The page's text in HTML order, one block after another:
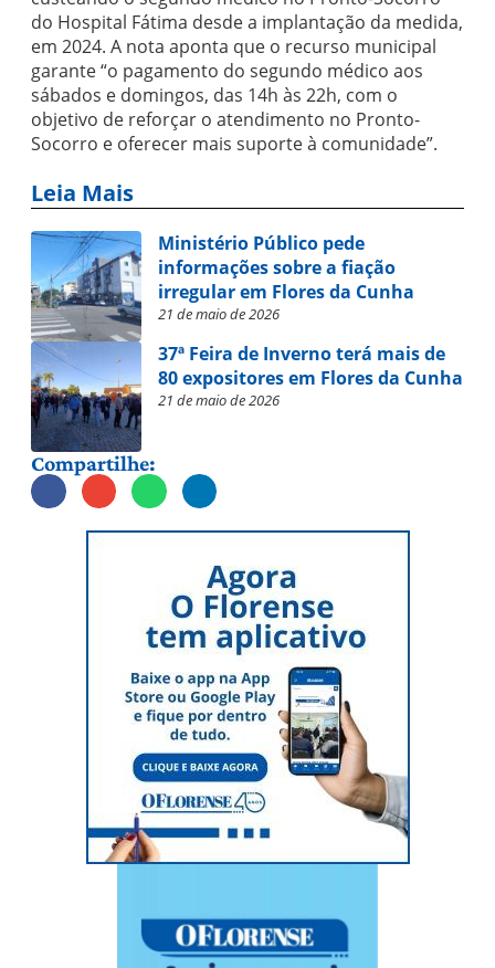
do Hospital Fátima desde a implantação da medida,
em 2024. A nota aponta que o recurso municipal
garante “o pagamento do segundo médico aos
sábados e domingos, das 14h às 22h, com o
objetivo de reforçar o atendimento no Pronto-
Socorro e oferecer mais suporte à comunidade”.
Leia Mais
Ministério Público pede
informações sobre a fiação
irregular em Flores da Cunha
21 de maio de 2026
37ª Feira de Inverno terá mais de
80 expositores em Flores da Cunha
21 de maio de 2026
Compartilhe: